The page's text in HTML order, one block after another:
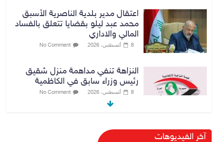
اعتقال مدير بلدية الناصرية الأسبق
محمد عبد ليلو بقضايا تتعلق بالفساد
المالي والاداري
8 أغسطس، 2026 No Comment
النزاهة تنفي مداهمة منزل شقيق
رئيس وزراء سابق في الكاظمية
8 أغسطس، 2026 No Comment
رئيس حكومة إقليم كردستان مسرور
بارزاني ينفي ما يشاع عن وجود
آخر الفيديوهات